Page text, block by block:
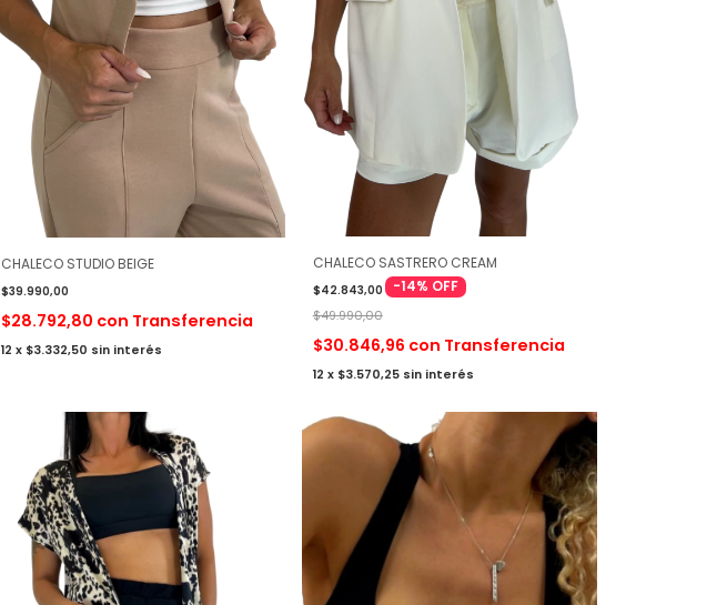
CHALECO STUDIO BEIGE
$39.990,00
$28.792,80 con Transferencia
12 x $3.332,50 sin interés
CHALECO SASTRERO CREAM
$42.843,00 -14% OFF
$49.990,00
$30.846,96 con Transferencia
12 x $3.570,25 sin interés